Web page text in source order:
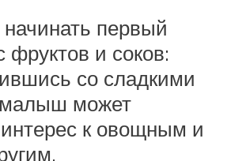
первый
фруктов и соков:
со сладкими
может
к овощным и